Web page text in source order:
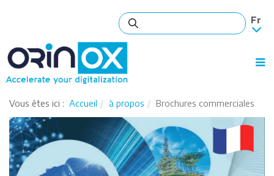
Vous êtes ici : Accueil à propos Brochures commerciales